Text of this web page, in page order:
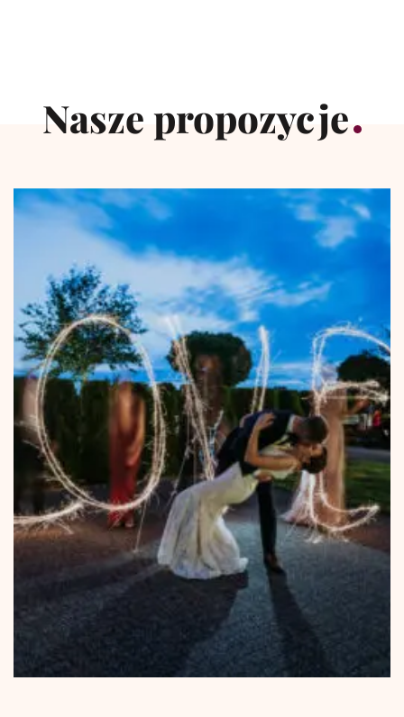
Nasze propozycje